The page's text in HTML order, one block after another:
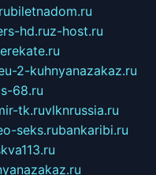
biletnadom.ru
hd.ruz-host.ru
2-kuhnyanazakaz.ru
68.ru
tk.ruvlknrussia.ru
seks.rubankaribi.ru